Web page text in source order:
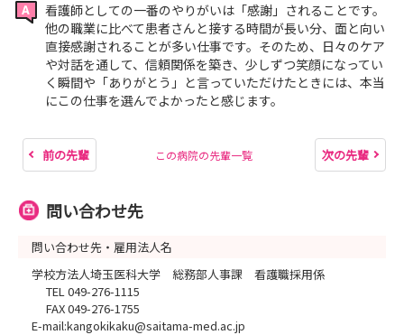
看護師としての一番のやりがいは「感謝」されることです。
他の職業に比べて患者さんと接する時間が長い分、面と向い
直接感謝されることが多い仕事です。そのため、日々のケア
や対話を通して、信頼関係を築き、少しずつ笑顔になってい
く瞬間や「ありがとう」と言っていただけたときには、本当
にこの仕事を選んでよかったと感じます。
前の先輩 この病院の先輩一覧 次の先輩
問い合わせ先
問い合わせ先・雇用法人名
学校方法人埼玉医科大学 総務部人事課 看護職採用係
TEL 049-276-1115
FAX 049-276-1755
E-mail:kangokikaku@saitama-med.ac.jp